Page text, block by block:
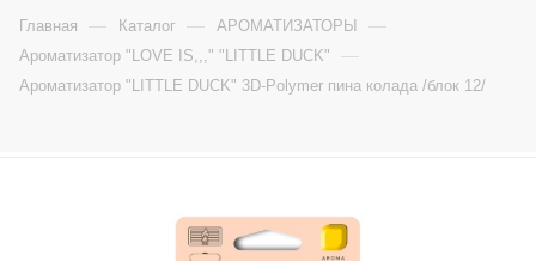
Главная — Каталог — АРОМАТИЗАТОРЫ —
Ароматизатор "LOVE IS,,," "LITTLE DUCK" —
Ароматизатор "LITTLE DUCK" 3D-Polymer пина колада /блок 12/